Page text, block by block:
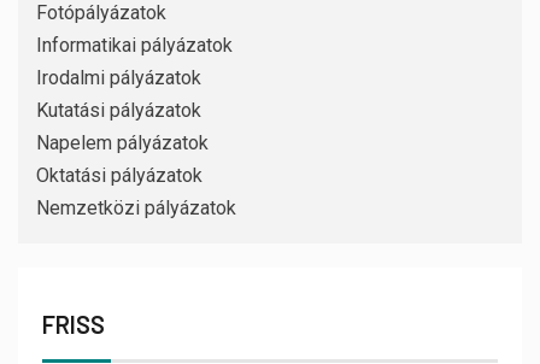
Fotópályázatok
Informatikai pályázatok
Irodalmi pályázatok
Kutatási pályázatok
Napelem pályázatok
Oktatási pályázatok
Nemzetközi pályázatok
FRISS